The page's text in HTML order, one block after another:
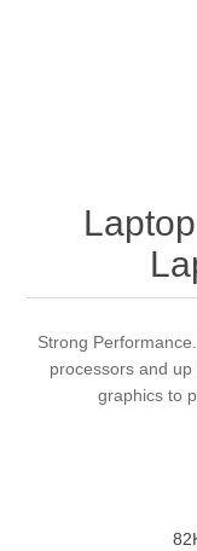
Strong
processors and
graphics to